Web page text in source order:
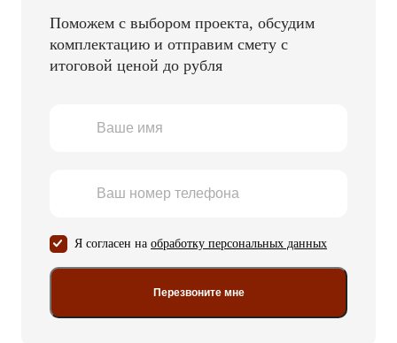
Поможем с выбором проекта, обсудим
комплектацию и отправим смету с
итоговой ценой до рубля
Я согласен на обработку персональных данных
Перезвоните мне